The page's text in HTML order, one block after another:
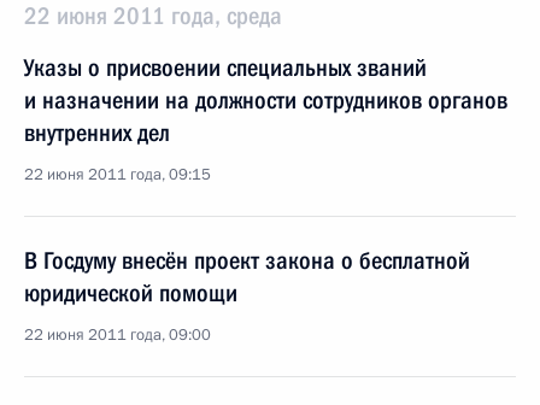
22 июня 2011 года, среда
Указы о присвоении специальных званий
и назначении на должности сотрудников органов
внутренних дел
22 июня 2011 года, 09:15
В Госдуму внесён проект закона о бесплатной
юридической помощи
22 июня 2011 года, 09:00